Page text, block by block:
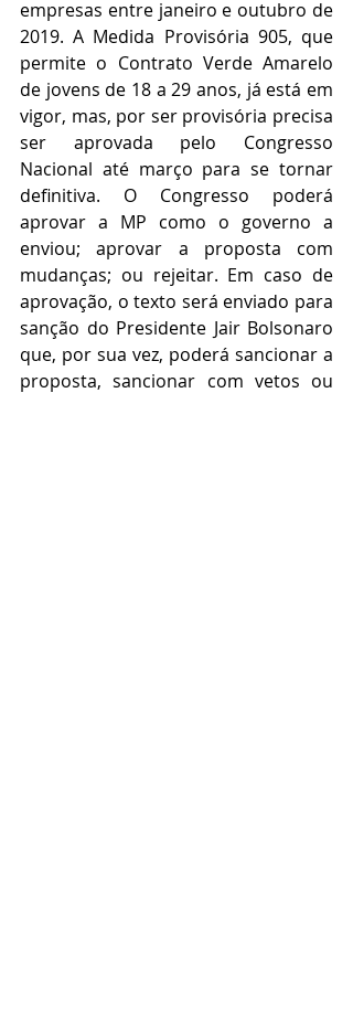
empresas entre janeiro e outubro de
2019. A Medida Provisória 905, que
permite o Contrato Verde Amarelo
de jovens de 18 a 29 anos, já está em
vigor, mas, por ser provisória precisa
ser aprovada pelo Congresso
Nacional até março para se tornar
definitiva. O Congresso poderá
aprovar a MP como o governo a
enviou; aprovar a proposta com
mudanças; ou rejeitar. Em caso de
aprovação, o texto será enviado para
sanção do Presidente Jair Bolsonaro
que, por sua vez, poderá sancionar a
proposta, sancionar com vetos ou